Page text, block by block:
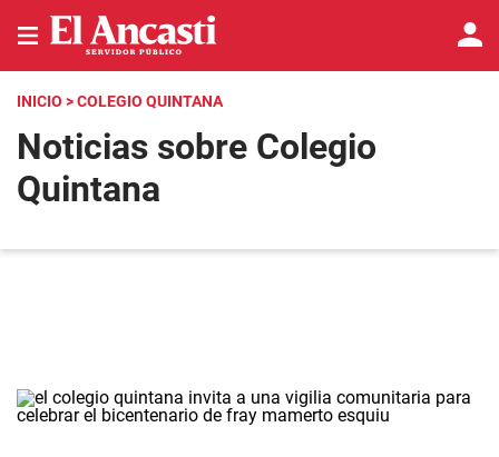
INICIO > COLEGIO QUINTANA
Noticias sobre Colegio
Quintana